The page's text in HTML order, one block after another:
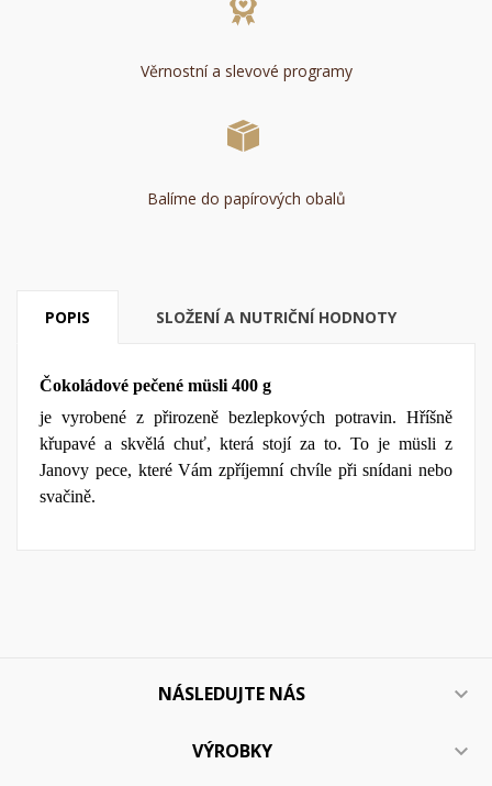
Věrnostní a slevové programy
Balíme do papírových obalů
POPIS SLOŽENÍ A NUTRIČNÍ HODNOTY
Čokoládové pečené müsli 400 g
je vyrobené z přirozeně bezlepkových potravin. Hříšně
křupavé a skvělá chuť, která stojí za to. To je müsli z
Janovy pece, které Vám zpříjemní chvíle při snídani nebo
svačině.
NÁSLEDUJTE NÁS 
VÝROBKY 